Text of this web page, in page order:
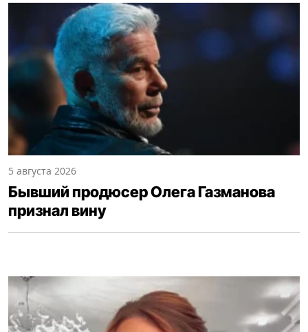
5 августа 2026
Бывший продюсер Олега Газманова
признал вину